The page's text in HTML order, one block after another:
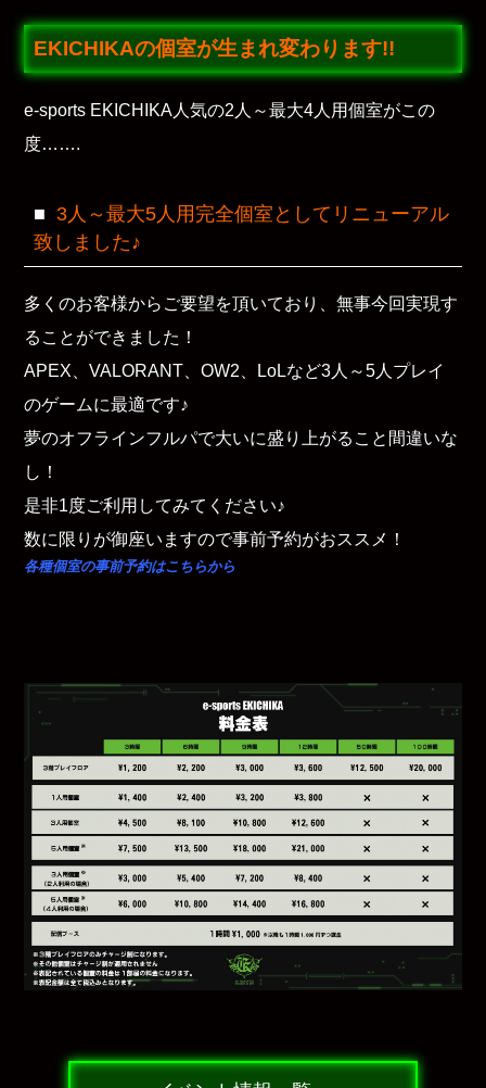
EKICHIKAの個室が生まれ変わります!!
e-sports EKICHIKA人気の2人～最大4人用個室がこの
度…….
3人～最大5人用完全個室としてリニューアル
致しました♪
多くのお客様からご要望を頂いており、無事今回実現す
ることができました！
APEX、VALORANT、OW2、
LoLなど3人～5人プレイ
のゲームに最適です♪
夢のオフラインフルパで大いに盛り上がること間違いな
し！
是非1度ご利用してみてください♪
数に限りが御座いますので事前予約がおススメ！
各種個室の事前予約はこちらから